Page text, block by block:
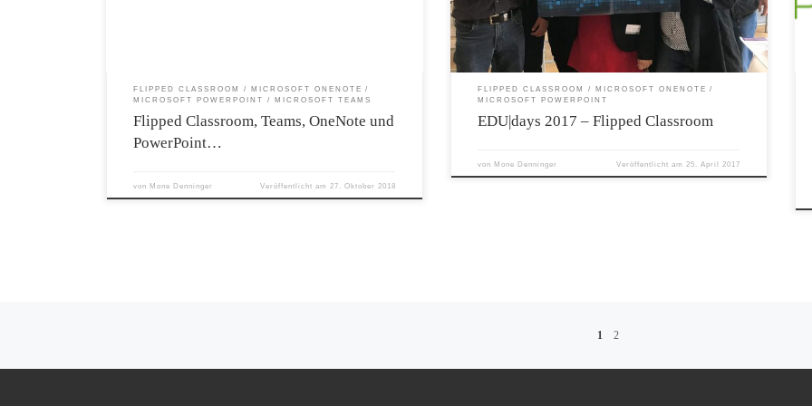
FLIPPED CLASSROOM
MICROSOFT ONENOTE
MICROSOFT POWERPOINT
MICROSOFT TEAMS
Flipped Classroom, Teams, OneNote und
PowerPoint…
von Mone Denninger Veröffentlicht am 27. Oktober 2018
Classroom präsentieren:
FLIPPED CLASSROOM
MICROSOFT ONENOTE
MICROSOFT POWERPOINT
EDU|days 2017 – Flipped Classroom
von Mone Denninger Veröffentlicht am 25. April 2017
1 2